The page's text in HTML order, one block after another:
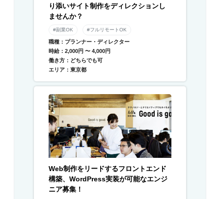
り添いサイト制作をディレクションし
ませんか？
#副業OK #フルリモートOK
職種：プランナー・ディレクター
時給：2,000円 〜 4,000円
働き方：どちらでも可
エリア：東京都
Web制作をリードするフロントエンド
構築、WordPress実装が可能なエンジ
ニア募集！